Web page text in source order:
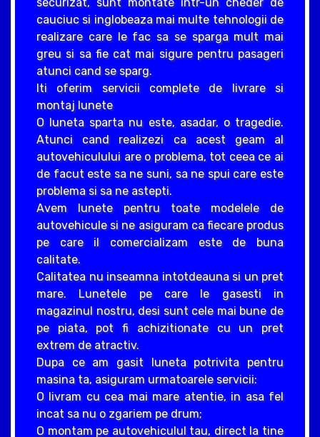
cauciuc si inglobeaza mai multe tehnologii de
realizare care le fac sa se sparga mult mai
greu si sa fie cat mai sigure pentru pasageri
atunci cand se sparg.
Iti oferim servicii complete de livrare si
montaj lunete
O luneta sparta nu este, asadar, o tragedie.
Atunci cand realizezi ca acest geam al
autovehiculului are o problema, tot ceea ce ai
de facut este sa ne suni, sa ne spui care este
problema si sa ne astepti.
Avem lunete pentru toate modelele de
autovehicule si ne asiguram ca fiecare produs
pe care il comercializam este de buna
calitate.
Calitatea nu inseamna intotdeauna si un pret
mare. Lunetele pe care le gasesti in
magazinul nostru, desi sunt cele mai bune de
pe piata, pot fi achizitionate cu un pret
extrem de atractiv.
Dupa ce am gasit luneta potrivita pentru
masina ta, asiguram urmatoarele servicii:
O livram cu cea mai mare atentie, in asa fel
incat sa nu o zgariem pe drum;
O montam pe autovehiculul tau, direct la tine